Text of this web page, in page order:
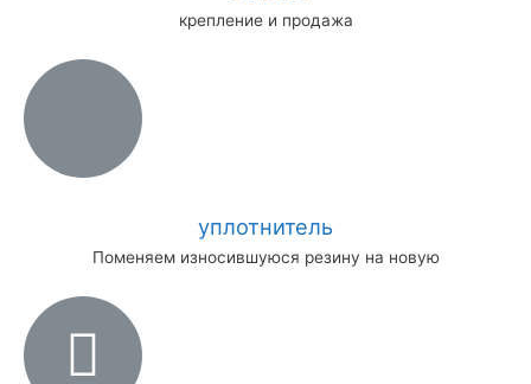
крепление и продажа
уплотнитель
Поменяем износившуюся резину на новую